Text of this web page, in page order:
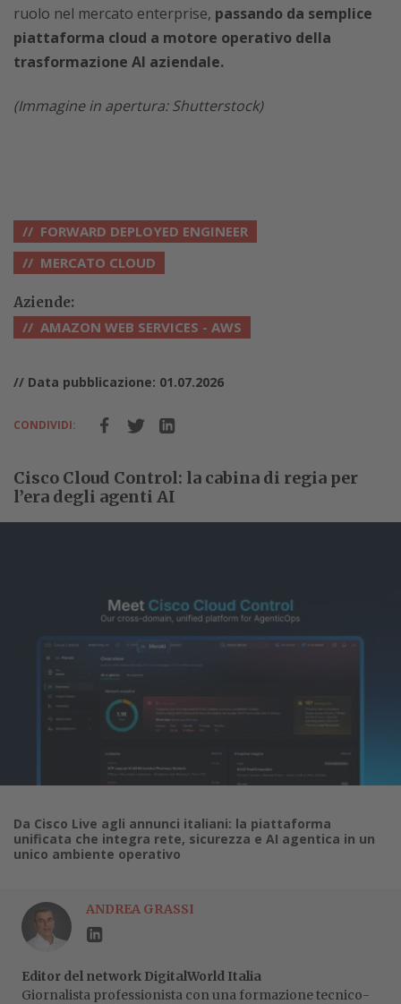
ruolo nel mercato enterprise, passando da semplice
piattaforma cloud a motore operativo della
trasformazione AI aziendale.
(Immagine in apertura: Shutterstock)
FORWARD DEPLOYED ENGINEER
MERCATO CLOUD
Aziende:
AMAZON WEB SERVICES - AWS
// Data pubblicazione: 01.07.2026
CONDIVIDI:
Cisco Cloud Control: la cabina di regia per
l’era degli agenti AI
Da Cisco Live agli annunci italiani: la piattaforma
unificata che integra rete, sicurezza e AI agentica in un
unico ambiente operativo
ANDREA GRASSI
Editor del network DigitalWorld Italia
Giornalista professionista con una formazione tecnico-